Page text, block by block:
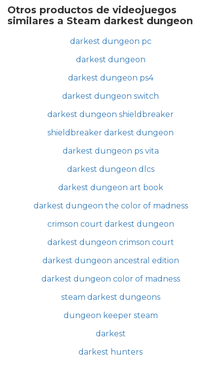
Otros productos de videojuegos
similares a Steam darkest dungeon
darkest dungeon pc
darkest dungeon
darkest dungeon ps4
darkest dungeon switch
darkest dungeon shieldbreaker
shieldbreaker darkest dungeon
darkest dungeon ps vita
darkest dungeon dlcs
darkest dungeon art book
darkest dungeon the color of madness
crimson court darkest dungeon
darkest dungeon crimson court
darkest dungeon ancestral edition
darkest dungeon color of madness
steam darkest dungeons
dungeon keeper steam
darkest
darkest hunters